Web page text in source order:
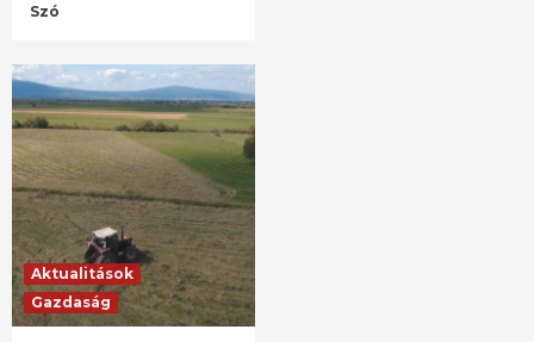
Szó
Aktualitások
Gazdaság